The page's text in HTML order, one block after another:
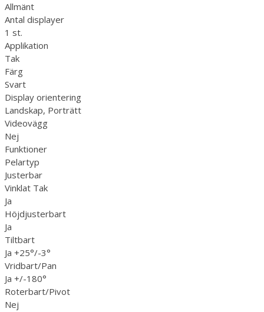
Allmänt
Antal displayer
1 st.
Applikation
Tak
Färg
Svart
Display orientering
Landskap, Porträtt
Videovägg
Nej
Funktioner
Pelartyp
Justerbar
Vinklat Tak
Ja
Höjdjusterbart
Ja
Tiltbart
Ja +25°/-3°
Vridbart/Pan
Ja +/-180°
Roterbart/Pivot
Nej